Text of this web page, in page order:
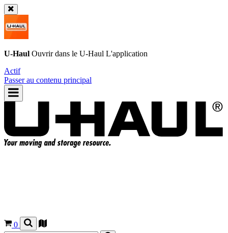
U-Haul Ouvrir dans le U-Haul L'application
Actif
Passer au contenu principal
0